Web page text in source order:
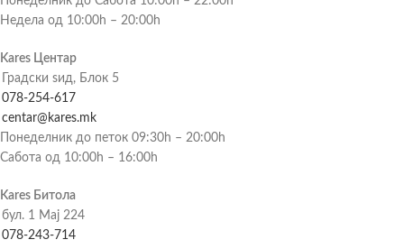
Недела од 10:00h – 20:00h
Kares Центар
Градски ѕид, Блок 5
078-254-617
centar@kares.mk
Понеделник до петок 09:30h – 20:00h
Сабота од 10:00h – 16:00h
Kares Битола
бул. 1 Мај 224
078-243-714